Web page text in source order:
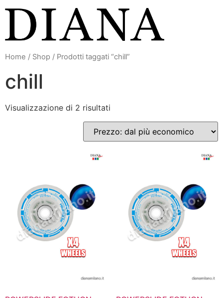
contenuto
Home / Shop / Prodotti taggati “chill”
chill
Visualizzazione di 2 risultati